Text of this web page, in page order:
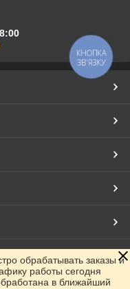
обрабатывать заказы и
работы сегодня
в ближайший
КНОПКА
ЗВ'ЯЗКУ